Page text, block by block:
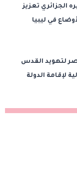
الجزائري تعزيز
في ليبيا
لتهويد القدس
لإقامة الدولة